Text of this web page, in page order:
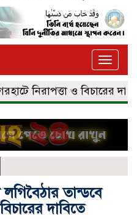
Toggle
নিরাপত্তা ও বিচারের
তান্ডবে
দাবিতে